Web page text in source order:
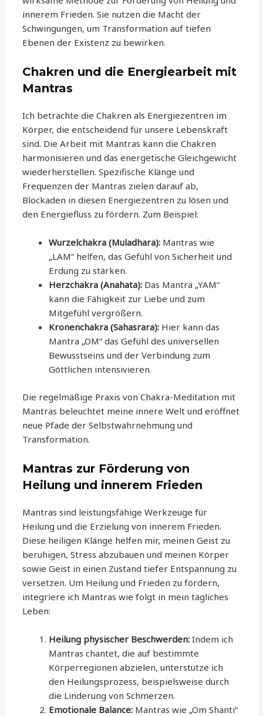
innerem Frieden. Sie nutzen die Macht der
Schwingungen, um Transformation auf tiefen
Ebenen der Existenz zu bewirken.
Chakren und die Energiearbeit mit
Mantras
Ich betrachte die Chakren als Energiezentren im
Körper, die entscheidend für unsere Lebenskraft
sind. Die Arbeit mit Mantras kann die Chakren
harmonisieren und das energetische Gleichgewicht
wiederherstellen. Spezifische Klänge und
Frequenzen der Mantras zielen darauf ab,
Blockaden in diesen Energiezentren zu lösen und
den Energiefluss zu fördern. Zum Beispiel:
Wurzelchakra (Muladhara): Mantras wie
„LAM“ helfen, das Gefühl von Sicherheit und
Erdung zu stärken.
Herzchakra (Anahata): Das Mantra „YAM“
kann die Fähigkeit zur Liebe und zum
Mitgefühl vergrößern.
Kronenchakra (Sahasrara): Hier kann das
Mantra „OM“ das Gefühl des universellen
Bewusstseins und der Verbindung zum
Göttlichen intensivieren.
Die regelmäßige Praxis von Chakra-Meditation mit
Mantras beleuchtet meine innere Welt und eröffnet
neue Pfade der Selbstwahrnehmung und
Transformation.
Mantras zur Förderung von
Heilung und innerem Frieden
Mantras sind leistungsfähige Werkzeuge für
Heilung und die Erzielung von innerem Frieden.
Diese heiligen Klänge helfen mir, meinen Geist zu
beruhigen, Stress abzubauen und meinen Körper
sowie Geist in einen Zustand tiefer Entspannung zu
versetzen. Um Heilung und Frieden zu fördern,
integriere ich Mantras wie folgt in mein tägliches
Leben:
Heilung physischer Beschwerden: Indem ich
Mantras chantet, die auf bestimmte
Körperregionen abzielen, unterstütze ich
den Heilungsprozess, beispielsweise durch
die Linderung von Schmerzen.
Emotionale Balance: Mantras wie „Om Shanti“